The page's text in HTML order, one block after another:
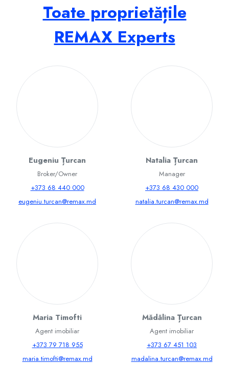
Toate proprietățile
REMAX Experts
Eugeniu Țurcan
Broker/Owner
+373 68 440 000
eugeniu.turcan@remax.md
Natalia Țurcan
Manager
+373 68 430 000
natalia.turcan@remax.md
Maria Timofti
Agent imobiliar
+373 79 718 955
maria.timofti@remax.md
Mădălina Țurcan
Agent imobiliar
+373 67 451 103
madalina.turcan@remax.md